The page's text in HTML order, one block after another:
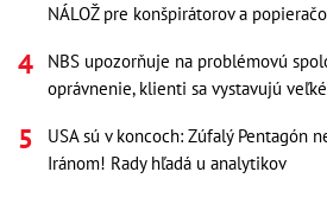
NÁLOŽ pre konšpirátorov a
NBS upozorňuje na problémovú
oprávnenie, klienti sa vystavujú
USA sú v koncoch: Zúfalý Pentagón
Iránom! Rady hľadá u analytikov